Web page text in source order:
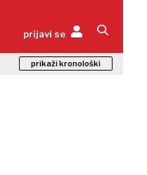
prijavi se
prikaži kronološki